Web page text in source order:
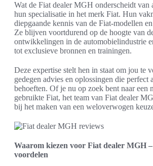
Wat de Fiat dealer MGH onderscheidt van
hun specialisatie in het merk Fiat. Hun
diepgaande kennis van de Fiat-modellen
Ze blijven voortdurend op de hoogte van
ontwikkelingen in de automobielindustrie
tot exclusieve bronnen en trainingen.
Deze expertise stelt hen in staat om jou te
gedegen advies en oplossingen die
behoeften. Of je nu op zoek bent naar een
gebruikte Fiat, het team van Fiat dealer
bij het maken van een weloverwogen
Waarom kiezen voor Fiat dealer MGH
voordelen